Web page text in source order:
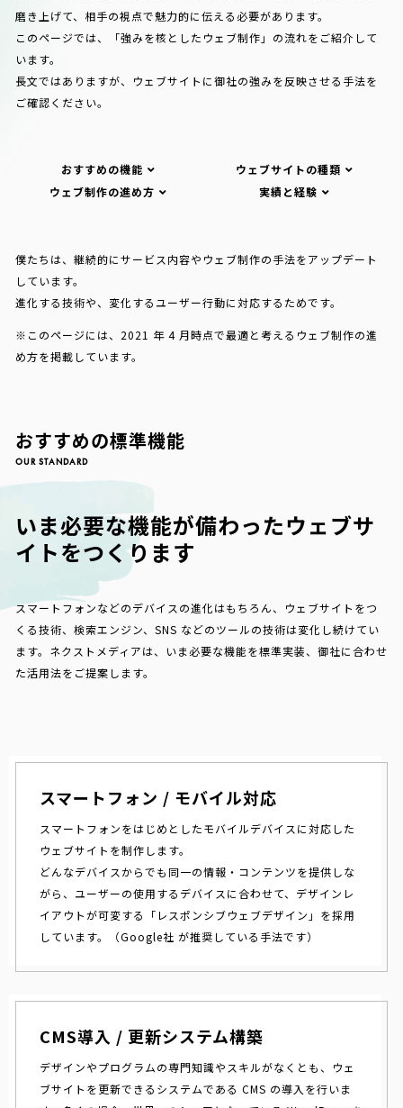
磨き上げて、相手の視点で魅力的に伝える必要があります。
このページでは、「強みを核としたウェブ制作」の流れをご紹介して
います。
長文ではありますが、ウェブサイトに御社の強みを反映させる手法を
ご確認ください。
おすすめの機能
ウェブサイトの種類
ウェブ制作の進め方
実績と経験
僕たちは、継続的にサービス内容やウェブ制作の手法をアップデート
しています。
進化する技術や、変化するユーザー行動に対応するためです。
※このページには、2021 年 4 月時点で最適と考えるウェブ制作の進
め方を掲載しています。
おすすめの標準機能
OUR STANDARD
いま必要な機能が備わったウェブサ
イトをつくります
スマートフォンなどのデバイスの進化はもちろん、ウェブサイトをつ
くる技術、検索エンジン、SNS などのツールの技術は変化し続けてい
ます。ネクストメディアは、いま必要な機能を標準実装、御社に合わせ
た活用法をご提案します。
スマートフォン / モバイル対応
スマートフォンをはじめとしたモバイルデバイスに対応した
ウェブサイトを制作します。
どんなデバイスからでも同一の情報・コンテンツを提供しな
がら、ユーザーの使用するデバイスに合わせて、デザインレ
イアウトが可変する「レスポンシブウェブデザイン」を採用
しています。（Google社 が推奨している手法です）
CMS導入 / 更新システム構築
デザインやプログラムの専門知識やスキルがなくとも、ウェ
ブサイトを更新できるシステムである CMS の導入を行いま